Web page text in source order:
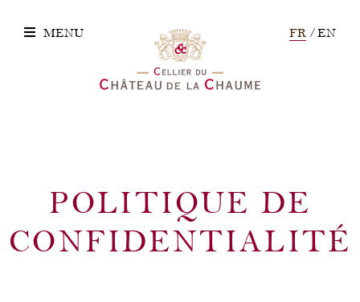
MENU FR EN
POLITIQUE DE
CONFIDENTIALITÉ